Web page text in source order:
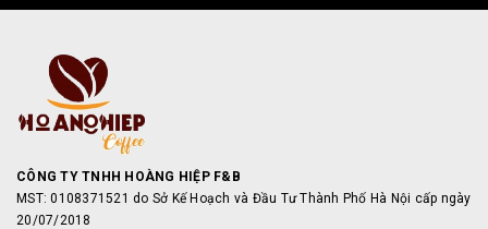
CÔNG TY TNHH HOÀNG HIỆP F&B
MST: 0108371521 do Sở Kế Hoạch và Đầu Tư Thành Phố Hà Nội cấp ngày
20/07/2018